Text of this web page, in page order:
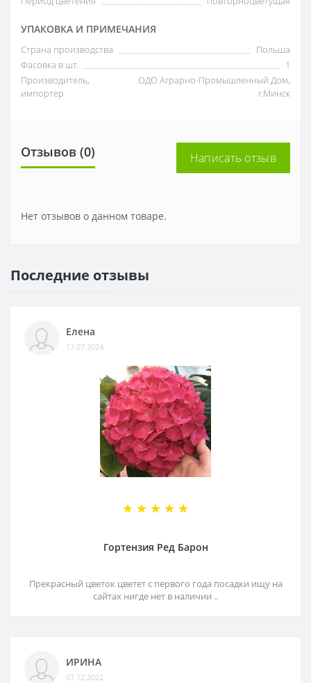
УПАКОВКА И ПРИМЕЧАНИЯ
Страна производства
Польша
Фасовка в шт.
1
Производитель,
импортер
ОДО Аграрно-Промышленный Дом,
г.Минск
Отзывов (0) Написать отзыв
Нет отзывов о данном товаре.
Последние отзывы
Елена
17.07.2024
Гортензия Ред Барон
Прекрасный цветок цветет с первого года посадки ищу на
сайтах нигде нет в наличии ..
ИРИНА
07.12.2022